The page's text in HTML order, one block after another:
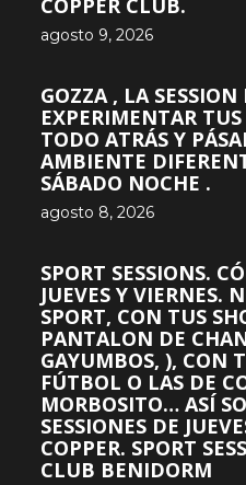
COPPER CLUB.
agosto 9, 2026
GOZZA , LA
EXPERIMENTAR
TODO ATRÁS Y
AMBIENTE
SÁBADO NOCHE .
agosto 8, 2026
SPORT SESSIONS.
JUEVES Y VIERNES.
SPORT, CON TUS
PANTALON DE
GAYUMBOS, ), CON
FÚTBOL O LAS DE
MORBOSITO… ASÍ
SESSIONES DE
COPPER. SPORT
CLUB BENIDORM